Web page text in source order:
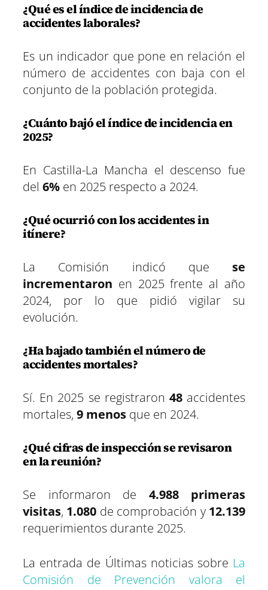
¿Qué es el índice de incidencia de
accidentes laborales?
Es un indicador que pone en relación el
número de accidentes con baja con el
conjunto de la población protegida.
¿Cuánto bajó el índice de incidencia en
2025?
En Castilla-La Mancha el descenso fue
del 6% en 2025 respecto a 2024.
¿Qué ocurrió con los accidentes in
itínere?
La Comisión indicó que se
incrementaron en 2025 frente al año
2024, por lo que pidió vigilar su
evolución.
¿Ha bajado también el número de
accidentes mortales?
Sí. En 2025 se registraron 48accidentes
mortales, 9 menos que en 2024.
¿Qué cifras de inspección se revisaron
en la reunión?
Se informaron de 4.988 primeras
visitas, 1.080 de comprobación y 12.139
requerimientos durante 2025.
La entrada de Últimas noticias sobre La
Comisión de Prevención valora el